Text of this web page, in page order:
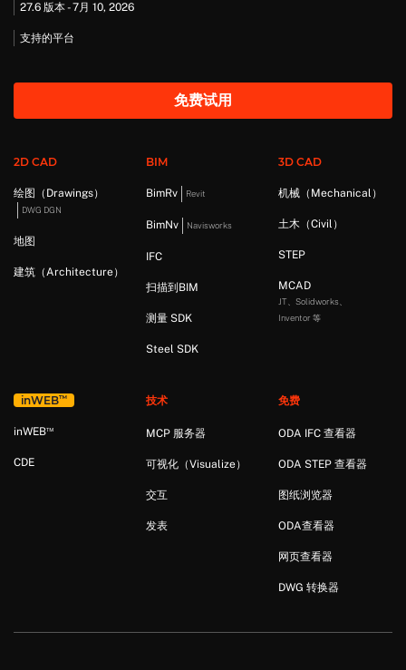
27.6 版本 - 7月 10, 2026
支持的平台
免费试用
2D CAD
绘图（Drawings）
DWG DGN
地图
建筑（Architecture）
BIM
BimRv Revit
BimNv Navisworks
IFC
扫描到BIM
测量 SDK
Steel SDK
3D CAD
机械（Mechanical）
土木（Civil）
STEP
MCAD
JT、Solidworks、
Inventor 等
inWEB™
inWEB™
CDE
技术
MCP 服务器
可视化（Visualize）
交互
发表
免费
ODA IFC 查看器
ODA STEP 查看器
图纸浏览器
ODA查看器
网页查看器
DWG 转换器